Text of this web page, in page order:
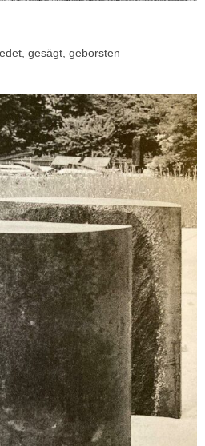
gesägt, geborsten